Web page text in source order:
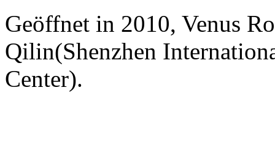
Geöffnet in 2010, Venus
Qilin(Shenzhen
Center).